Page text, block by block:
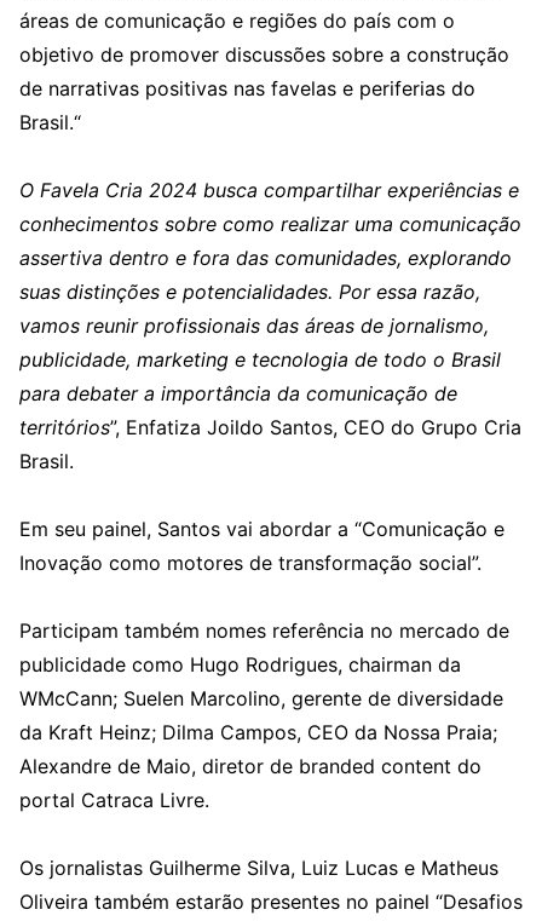
áreas de comunicação e regiões do país com o
objetivo de promover discussões sobre a construção
de narrativas positivas nas favelas e periferias do
Brasil.“
O Favela Cria 2024 busca compartilhar experiências e
conhecimentos sobre como realizar uma comunicação
assertiva dentro e fora das comunidades, explorando
suas distinções e potencialidades. Por essa razão,
vamos reunir profissionais das áreas de jornalismo,
publicidade, marketing e tecnologia de todo o Brasil
para debater a importância da comunicação de
territórios”, Enfatiza Joildo Santos, CEO do Grupo Cria
Brasil.
Em seu painel, Santos vai abordar a “Comunicação e
Inovação como motores de transformação social”.
Participam também nomes referência no mercado de
publicidade como Hugo Rodrigues, chairman da
WMcCann; Suelen Marcolino, gerente de diversidade
da Kraft Heinz; Dilma Campos, CEO da Nossa Praia;
Alexandre de Maio, diretor de branded content do
portal Catraca Livre.
Os jornalistas Guilherme Silva, Luiz Lucas e Matheus
Oliveira também estarão presentes no painel “Desafios